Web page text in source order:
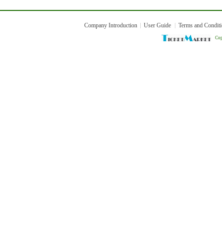
Company Introduction User Guide Terms and